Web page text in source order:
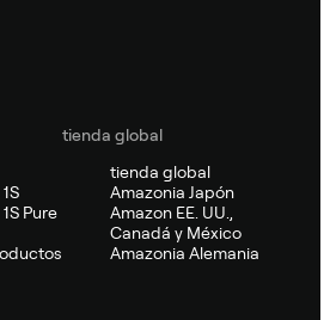
Pure
tienda global
tienda global
Amazonia Japón
Amazon EE. UU.,
Canadá y México
Amazonia Alemania